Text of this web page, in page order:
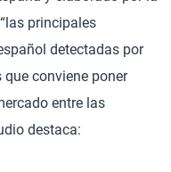
principales
detectadas por
conviene poner
entre las
destaca: